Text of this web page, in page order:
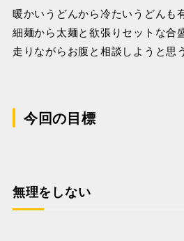
暖かいうどんから冷たいうどんも
細麺から太麺と欲張りセットな合
走りながらお腹と相談しようと思う
今回の目標
無理をしない